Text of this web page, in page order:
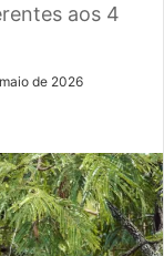
aos 4
de 2026